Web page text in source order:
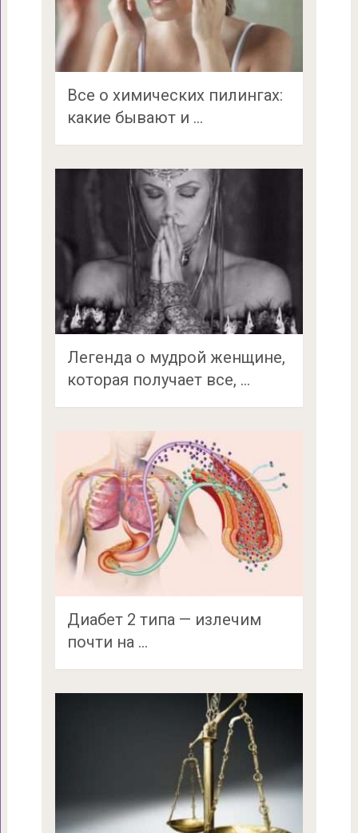
Все о химических пилингах:
какие бывают и …
Легенда о мудрой женщине,
которая получает все, …
Диабет 2 типа — излечим
почти на …